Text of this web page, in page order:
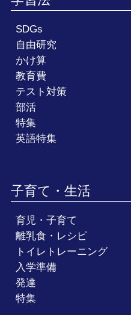
SDGs
自由研究
かけ算
教育費
テスト対策
部活
特集
英語特集
子育て・生活
育児・子育て
離乳食・レシピ
トイレトレーニング
入学準備
発達
特集